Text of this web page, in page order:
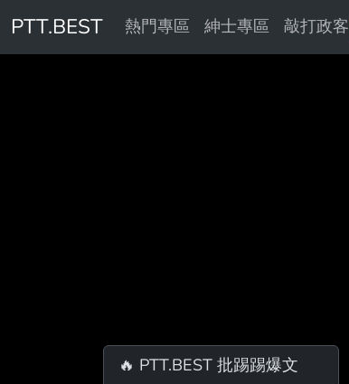
PTT.BEST 熱門專區 紳士專區 敲打政客
🔥 PTT.BEST 批踢踢爆文